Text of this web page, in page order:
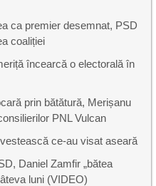
ca premier desemnat, PSD
coaliției
încearcă o electorală în
prin bătătură, Merișanu
PNL Vulcan
ce-au visat aseară
Daniel Zamfir „bătea
luni (VIDEO)